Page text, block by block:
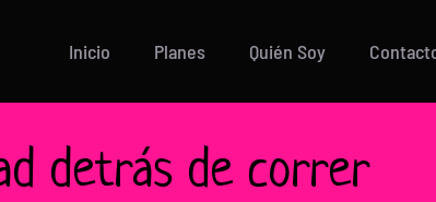
Inicio Planes Quién Soy
detrás de correr